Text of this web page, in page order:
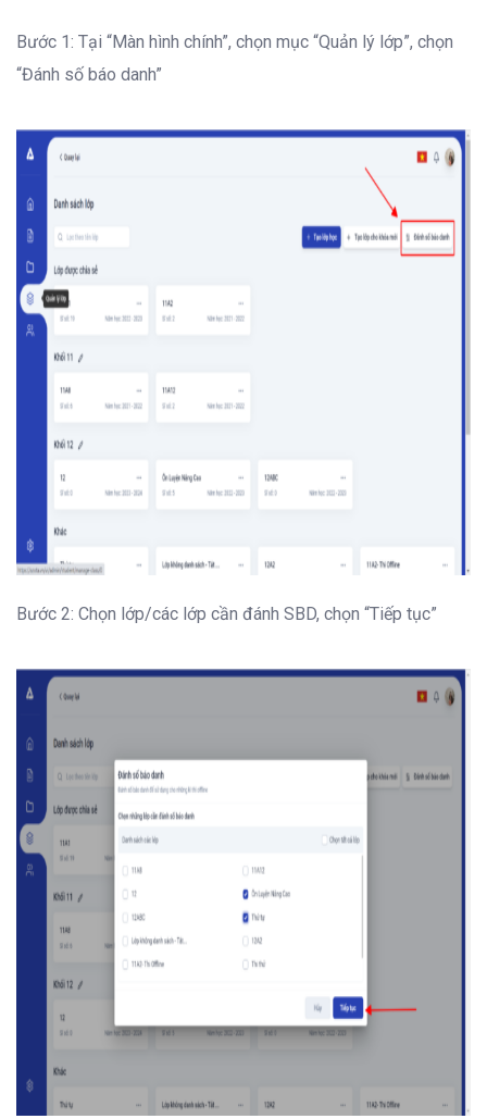
Bước 1: Tại “Màn hình chính”, chọn mục “Quản lý lớp”, chọn
“Đánh số báo danh”
Bước 2: Chọn lớp/các lớp cần đánh SBD, chọn “Tiếp tục”